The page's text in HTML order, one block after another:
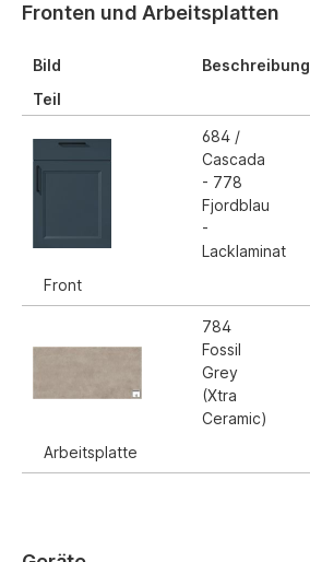
Fronten und Arbeitsplatten
Bild
Teil
Beschreibung
Front
684 /
Cascada
- 778
Fjordblau
-
Lacklaminat
Arbeitsplatte
784
Fossil
Grey
(Xtra
Ceramic)